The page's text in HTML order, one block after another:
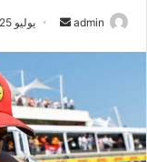
admin
ل
ب
ر
ي
يوليو 25, 2022